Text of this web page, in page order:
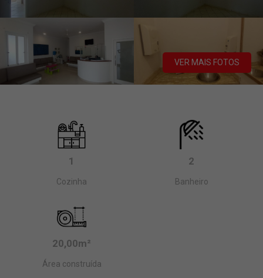
VER MAIS FOTOS
1
Cozinha
2
Banheiro
20,00m²
Área construída